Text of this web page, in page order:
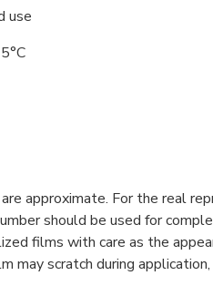
use
approximate. For the real
should be used for
films with care as the
may scratch during